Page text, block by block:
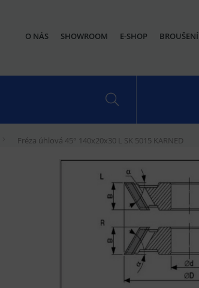
O NÁS SHOWROOM E-SHOP BROUŠENÍ
Fréza úhlová 45° 140x20x30 L SK 5015 KARNED